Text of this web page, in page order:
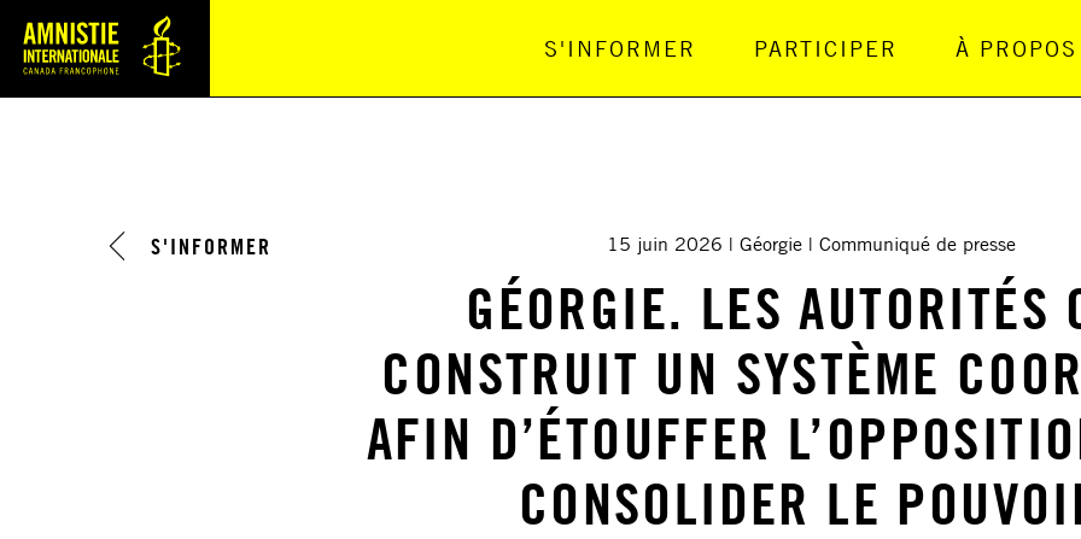
Navigation Principale
S'INFORMER PARTICIPER À PROPOS
S'INFORMER 15 juin 2026 Géorgie Communiqué de presse
GÉORGIE. LES AUTORITÉS
CONSTRUIT UN SYSTÈME
AFIN D’ÉTOUFFER
CONSOLIDER LE